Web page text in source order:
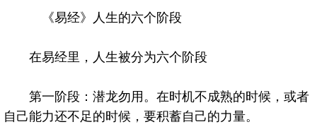
2026丙午年铁笔居士精批年运说明
《易经》人生的六个阶段
在易经里，人生被分为六个阶段
第一阶段：潜龙勿用。在时机不成熟的时候，或者
自己能力还不足的时候，要积蓄自己的力量。